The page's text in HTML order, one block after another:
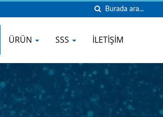
ÜRÜN SSS İLETIŞIM